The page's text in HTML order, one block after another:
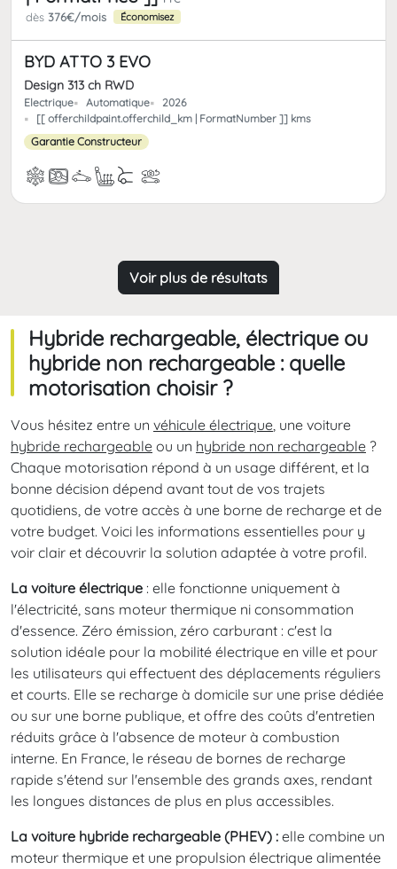
dès 376€/mois Économisez
BYD ATTO 3 EVO
Design 313 ch RWD
Electrique Automatique
2026
[[ offerchildpaint.offerchild_km | FormatNumber ]] kms
Garantie Constructeur
Voir plus de résultats
Hybride rechargeable, électrique ou
hybride non rechargeable : quelle
motorisation choisir ?
Vous hésitez entre un véhicule électrique, une voiture
hybride rechargeable ou un hybride non rechargeable ?
Chaque motorisation répond à un usage différent, et la
bonne décision dépend avant tout de vos trajets
quotidiens, de votre accès à une borne de recharge et de
votre budget. Voici les informations essentielles pour y
voir clair et découvrir la solution adaptée à votre profil.
La voiture électrique : elle fonctionne uniquement à
l'électricité, sans moteur thermique ni consommation
d'essence. Zéro émission, zéro carburant : c'est la
solution idéale pour la mobilité électrique en ville et pour
les utilisateurs qui effectuent des déplacements réguliers
et courts. Elle se recharge à domicile sur une prise dédiée
ou sur une borne publique, et offre des coûts d'entretien
réduits grâce à l'absence de moteur à combustion
interne. En France, le réseau de bornes de recharge
rapide s'étend sur l'ensemble des grands axes, rendant
les longues distances de plus en plus accessibles.
La voiture hybride rechargeable (PHEV) : elle combine un
moteur thermique et une propulsion électrique alimentée